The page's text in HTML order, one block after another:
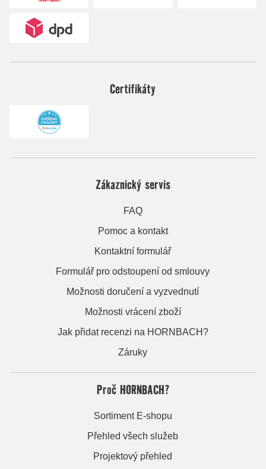
Certifikáty
Zákaznický servis
FAQ
Pomoc a kontakt
Kontaktní formulář
Formulář pro odstoupení od smlouvy
Možnosti doručení a vyzvednutí
Možnosti vrácení zboží
Jak přidat recenzi na HORNBACH?
Záruky
Proč HORNBACH?
Sortiment E-shopu
Přehled všech služeb
Projektový přehled